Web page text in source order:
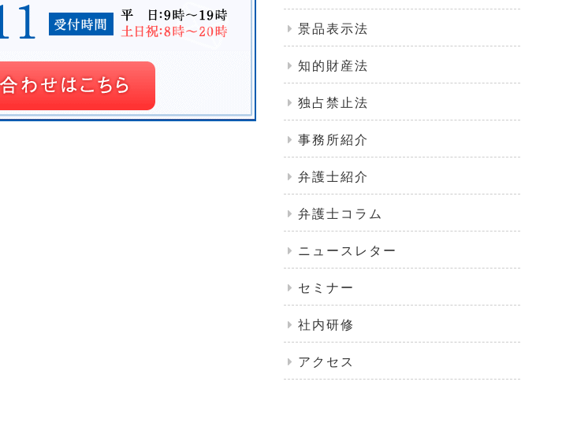
景品表示法
知的財産法
独占禁止法
事務所紹介
弁護士紹介
弁護士コラム
ニュースレター
セミナー
社内研修
アクセス